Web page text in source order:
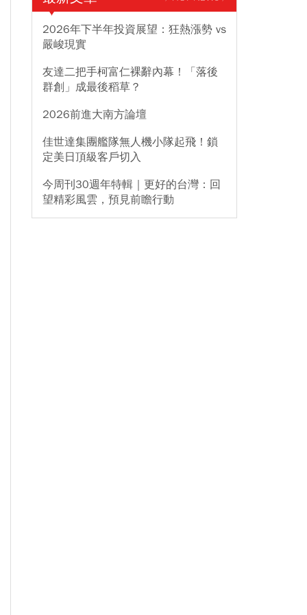
2026年下半年投資展望：狂熱漲勢 vs
嚴峻現實
友達二把手柯富仁裸辭內幕！「落後
群創」成最後稻草？
2026前進大南方論壇
佳世達集團艦隊無人機小隊起飛！鎖
定美日頂級客戶切入
今周刊30週年特輯｜更好的台灣：回
望精彩風雲，預見前瞻行動